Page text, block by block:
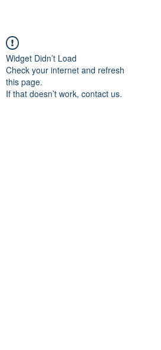
Widget Didn’t Load
Check your internet and refresh
this page.
If that doesn’t work, contact us.